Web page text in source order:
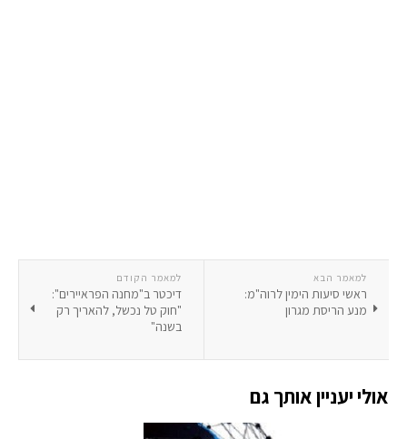
למאמר הקודם
דיכטר ב"מחנה הפראיירים":
"חוק טל נכשל, להאריך רק
בשנה"
למאמר הבא
ראשי סיעות הימין לרוה"מ:
מנע הריסת מגרון
אולי יעניין אותך גם